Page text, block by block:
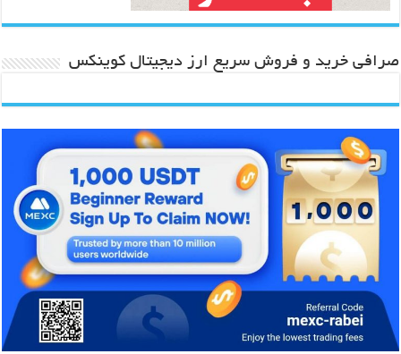
صرافی خرید و فروش سریع ارز دیجیتال کوینکس